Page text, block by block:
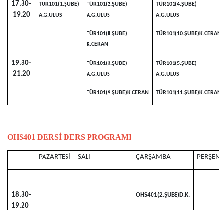
17.30-
19.20
TÜR101(1.ŞUBE)
A.G.ULUS
TÜR101(2.ŞUBE)
A.G.ULUS
TÜR101(8.ŞUBE)
K.CERAN
TÜR101(4.ŞUBE)
A.G.ULUS
19.30-
21.20
TÜR101(3.ŞUBE)
A.G.ULUS
TÜR101(9.ŞUBE)K.CERAN
TÜR101(5.ŞUBE)
A.G.ULUS
OHS401 DERSİ DERS PROGRAMI
PAZARTESİ SALI ÇARŞAMBA
18.30-
19.20
OHS401(2.ŞUBE)D.K.